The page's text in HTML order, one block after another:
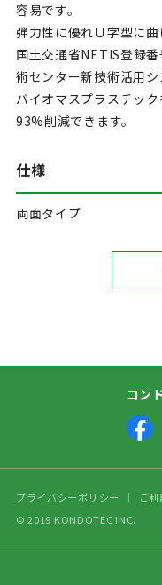
容易です。
弾力性に優れＵ字型に曲
国土交通省NETIS登録
術センター新技術活用
バイオマスプラスチッ
93%削減できます。
仕様
両面タイプ
コン
プライバシーポリシー ご
© 2019 KONDOTEC INC.